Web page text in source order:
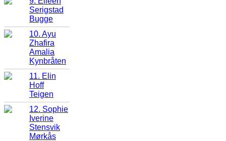
Serigstad
Bugge
10. Ayu
Zhafira
Amalia
Kynbråten
11. Elin
Hoff
Teigen
12. Sophie
Iverine
Stensvik
Mørkås